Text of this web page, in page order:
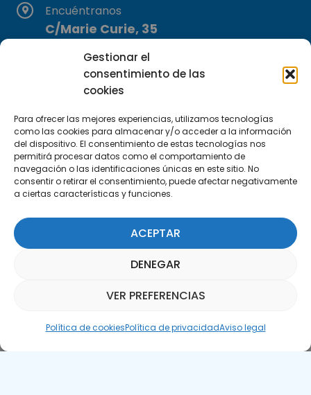
Gestionar el
consentimiento de las
cookies
Para ofrecer las mejores experiencias, utilizamos tecnologías
como las cookies para almacenar y/o acceder a la información
del dispositivo. El consentimiento de estas tecnologías nos
permitirá procesar datos como el comportamiento de
navegación o las identificaciones únicas en este sitio. No
consentir o retirar el consentimiento, puede afectar negativamente
a ciertas características y funciones.
ACEPTAR
DENEGAR
VER PREFERENCIAS
Política de cookiesPolítica de privacidadAviso legal
Encuéntranos
C/Marie Curie, 35
29590 Campanillas, Málaga
Suscríbete a nuestra Newsletter
SUSCRÍBETE AQUÍ